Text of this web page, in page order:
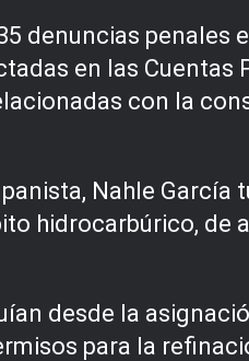
denuncias penales
en las Cuentas
con la
Nahle
hidrocarbúrico, de
desde la
para la